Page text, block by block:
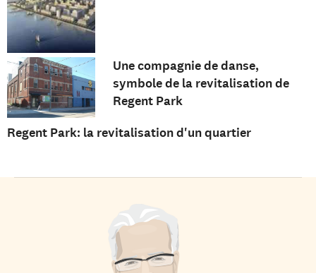
Une compagnie de danse,
symbole de la revitalisation de
Regent Park
Regent Park: la revitalisation d'un quartier